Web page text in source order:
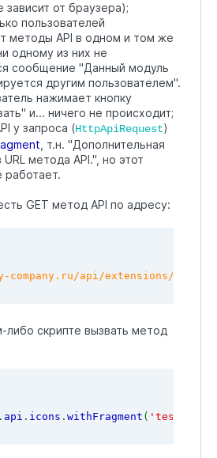
зависит от браузера);
пользователей
методы API в одном и том же
одному из них не
сообщение "Данный модуль
другим пользователем".
нажимает кнопку
и... ничего не происходит;
у запроса (HttpApiRequest)
, т.н. "Дополнительная
URL метода API.", но этот
работает.
GET метод API по адресу:
company.ru/api/extensions/
либо скрипте вызвать метод
api . icons . withFragment ( 'test'